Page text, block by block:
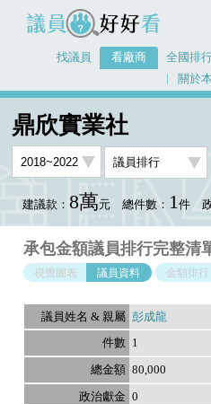
議員好好看
找議員 看廠商 全國排
關於
鼎欣實業社
建議款： 8萬元 總件數： 1件
承包金額議員排行完整清
視覺圖表 議員資料 金額排行
彭成龍
1
80,000
0